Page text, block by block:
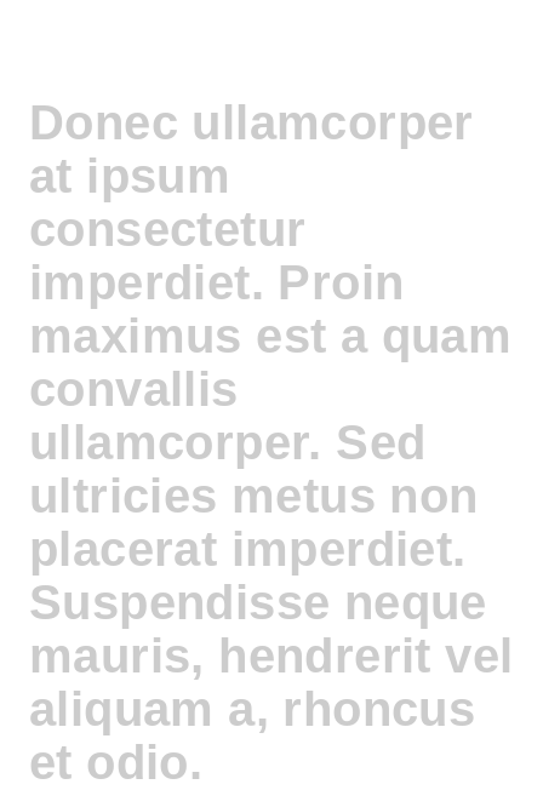
Donec ullamcorper
at ipsum
consectetur
imperdiet. Proin
maximus est a quam
convallis
ullamcorper. Sed
ultricies metus non
placerat imperdiet.
Suspendisse neque
mauris, hendrerit vel
aliquam a, rhoncus
et odio.